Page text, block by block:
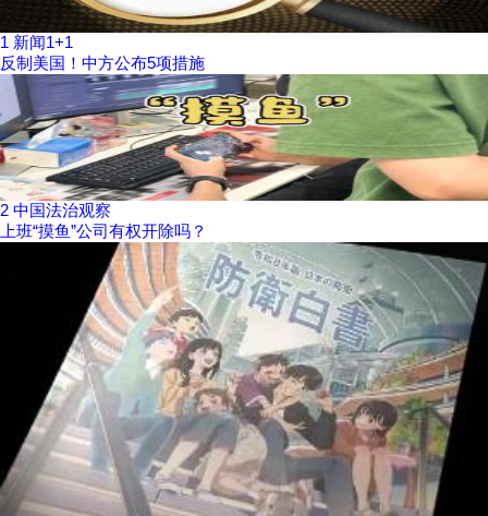
1 新闻1+1
反制美国！中方公布5项措施
2 中国法治观察
上班“摸鱼”公司有权开除吗？